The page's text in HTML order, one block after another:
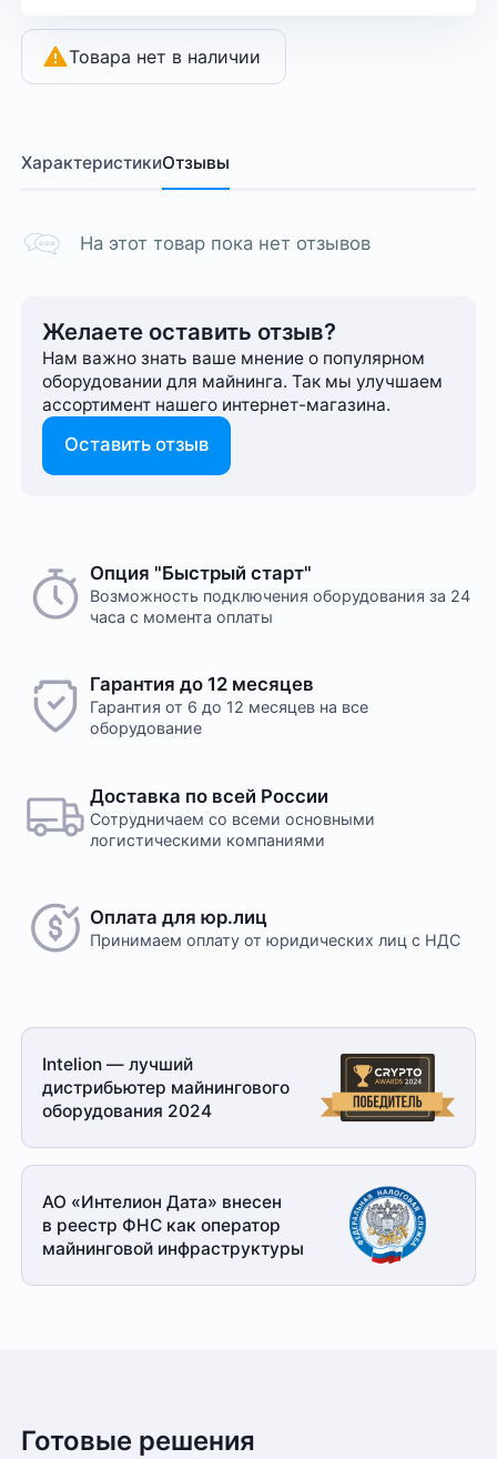
Товара нет в наличии
ХарактеристикиОтзывы
На этот товар пока нет отзывов
Желаете оставить отзыв?
Нам важно знать ваше мнение о популярном
оборудовании для майнинга. Так мы улучшаем
ассортимент нашего интернет-⁠магазина.
Оставить отзыв
Опция "Быстрый старт"
Возможность подключения оборудования за 24
часа с момента оплаты
Гарантия до 12 месяцев
Гарантия от 6 до 12 месяцев на все
оборудование
Доставка по всей России
Сотрудничаем со всеми основными
логистическими компаниями
Оплата для юр.лиц
Принимаем оплату от юридических лиц с НДС
Intelion — лучший
дистрибьютер майнингового
оборудования 2024
АО «Интелион Дата» внесен
в реестр ФНС как оператор
майнинговой инфраструктуры
Готовые решения